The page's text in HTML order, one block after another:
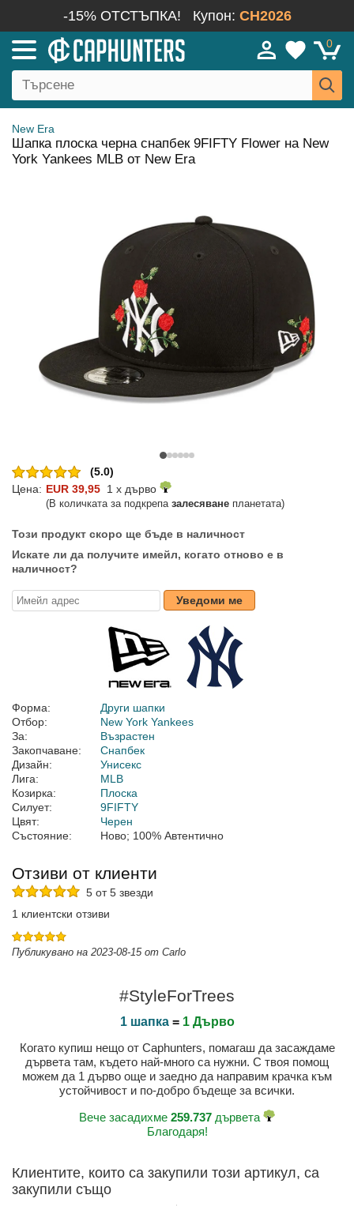
-15% ОТСТЪПКА! Купон: CH2026
0
New Era
Шапка плоска черна снапбек 9FIFTY Flower на New
York Yankees MLB от New Era
(5.0)
Цена: EUR 39,95 1 x дърво
(В количката за подкрепа залесяване планетата)
Този продукт скоро ще бъде в наличност
Искате ли да получите имейл, когато отново е в
наличност?
Уведоми ме
Форма:
Други шапки
Отбор:
New York Yankees
За:
Възрастен
Закопчаване:
Снапбек
Дизайн:
Унисекс
Лига:
MLB
Козирка:
Плоска
Силует:
9FIFTY
Цвят:
Черен
Състояние:
Ново; 100% Автентично
Отзиви от клиенти
5 от 5 звезди
1 клиентски отзиви
Публикувано на 2023-08-15 от Carlo
#StyleForTrees
1 шапка= 1 Дърво
Когато купиш нещо от Caphunters, помагаш да засаждаме
дървета там, където най-много са нужни. С твоя помощ
можем да 1 дърво още и заедно да направим крачка към
устойчивост и по-добро бъдеще за всички.
Вече засадихме 259.737 дървета
Благодаря!
Клиентите, които са закупили този артикул, са
закупили също